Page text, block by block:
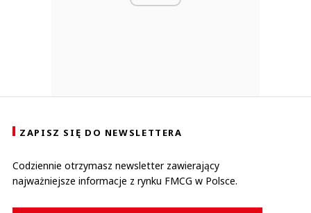
ZAPISZ SIĘ DO NEWSLETTERA
Codziennie otrzymasz newsletter zawierający
najważniejsze informacje z rynku FMCG w Polsce.